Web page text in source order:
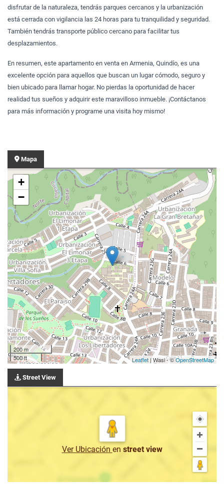
disfrutar de la naturaleza, tendrás parques cercanos y la urbanización
está cerrada con vigilancia las 24 horas para tu tranquilidad y seguridad.
También tendrás transporte público cercano para facilitar tus
desplazamientos.
En resumen, este apartamento en venta en Armenia, Quindío, es una
excelente opción para aquellos que buscan un lugar cómodo, seguro y
bien ubicado para llamar hogar. No pierdas la oportunidad de hacer
realidad tus sueños y adquirir este maravilloso inmueble. ¡Contáctanos
para más información y programe una visita hoy mismo!
Mapa
+
−
200 m
500 ft
Leaflet | Wasi - ©OpenStreetMap
Street View
Ver Ubicación en street view